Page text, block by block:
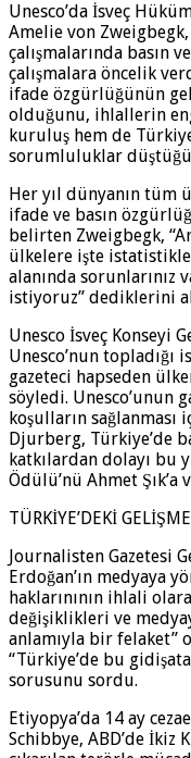
Unesco’da İsveç
Amelie von Zweigbegk,
çalışmalarında basın
çalışmalara öncelik
ifade özgürlüğünün
olduğunu, ihlallerin
kuruluş hem de
sorumluluklar
Her yıl dünyanın
ifade ve basın
belirten Zweigbegk,
ülkelere işte
alanında
istiyoruz” dediklerini
Unesco İsveç Konseyi
Unesco’nun
gazeteci hapseden
söyledi. Unesco’unun
koşulların
Djurberg, Türkiye’de
katkılardan dolayı bu
Ödülü’nü Ahmet
TÜRKİYE’DEKİ
Journalisten Gazetesi
Erdoğan’ın medyaya
haklarınının ihlali
değişiklikleri ve
anlamıyla bir felaket”
“Türkiye’de bu
sorusunu sordu.
Etiyopya’da 14 ay
Schibbye, ABD’de İkiz